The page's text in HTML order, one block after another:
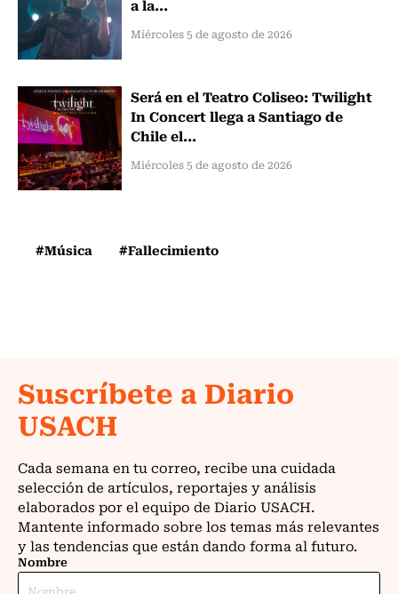
a la...
Miércoles 5 de agosto de 2026
Será en el Teatro Coliseo: Twilight
In Concert llega a Santiago de
Chile el...
Miércoles 5 de agosto de 2026
#Música #Fallecimiento